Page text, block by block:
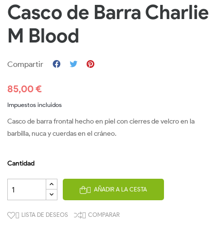
Casco de Barra Charlie
M Blood
Compartir
85,00 €
Impuestos incluidos
Casco de barra frontal hecho en piel con cierres de velcro en la
barbilla, nuca y cuerdas en el cráneo.
Cantidad
 AÑADIR A LA CESTA
 LISTA DE DESEOS  COMPARAR